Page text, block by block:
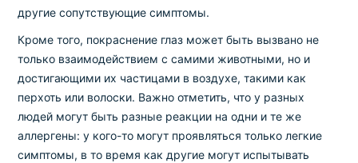
другие сопутствующие симптомы.
Кроме того, покраснение глаз может быть вызвано не
только взаимодействием с самими животными, но и
достигающими их частицами в воздухе, такими как
перхоть или волоски. Важно отметить, что у разных
людей могут быть разные реакции на одни и те же
аллергены: у кого-то могут проявляться только легкие
симптомы, в то время как другие могут испытывать